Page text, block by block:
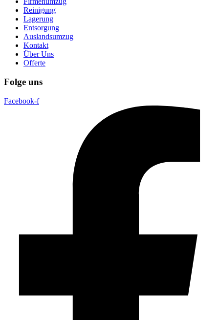
Reinigung
Lagerung
Entsorgung
Auslandsumzug
Kontakt
Über Uns
Offerte
Folge uns
Facebook-f